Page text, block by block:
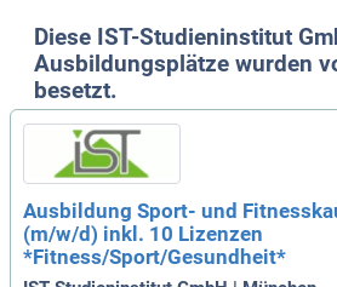
Diese IST-Studieninstitut
Ausbildungsplätze wurden
besetzt.
Ausbildung Sport- und
(m/w/d) inkl. 10 Lizenzen
*Fitness/Sport/Gesundheit*